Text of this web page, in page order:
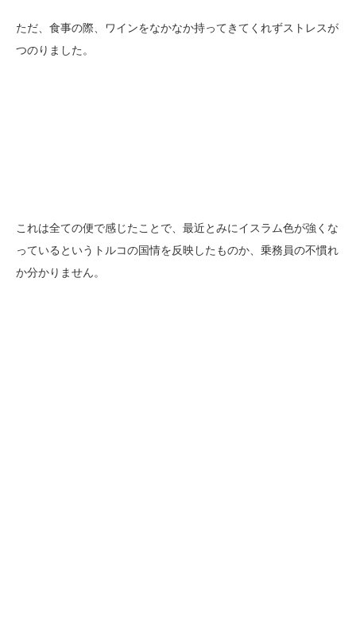
ただ、食事の際、ワインをなかなか持ってきてくれずストレスが
つのりました。
これは全ての便で感じたことで、最近とみにイスラム色が強くな
っているというトルコの国情を反映したものか、乗務員の不慣れ
か分かりません。